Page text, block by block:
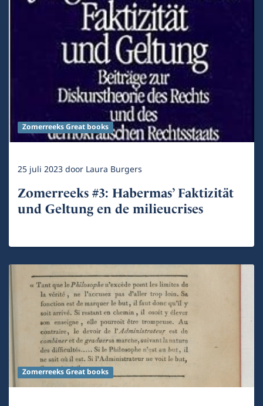
Zomerreeks Great books
25 juli 2023door Laura Burgers
Zomerreeks #3: Habermas’ Faktizität
und Geltung en de milieucrises
Zomerreeks Great books